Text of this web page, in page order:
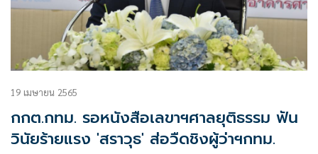
19 เมษายน 2565
กกต.กทม. รอหนังสือเลขาฯศาลยุติธรรม ฟัน
วินัยร้ายแรง 'สราวุธ' ส่อวืดชิงผู้ว่าฯกทม.